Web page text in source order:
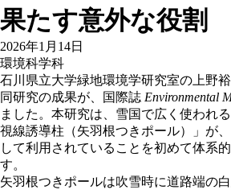
果たす意外な役割
2026年1月14日
環境科学科
石川県立大学緑地環境学研究室の上野
同研究の成果が、国際誌 Environmental
ました。本研究は、雪国で広く使われ
視線誘導柱（矢羽根つきポール）」が
して利用されていることを初めて体系
す。
矢羽根つきポールは吹雪時に道路端の